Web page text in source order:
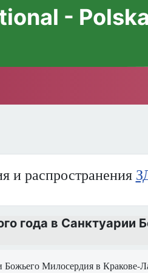
- Polska
и распространения
года в Санктуарии
Божьего Милосердия в